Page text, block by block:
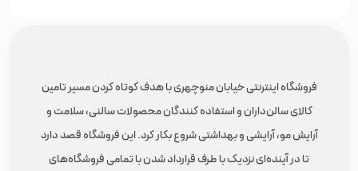
فروشگاه اینترنتی خیابان منوچهری با هدف کوتاه کردن مسیر تامین
کالای سالن‌داران و استفاده کنندگان محصولات سالنی، سلامت و
آرایش مو، آرایشی و بهداشتی شروع بکار کرد. این فروشگاه قصد دارد
تا در آینده‌ای نزدیک با طرف قرارداد شدن با تمامی فروشگاه‌های